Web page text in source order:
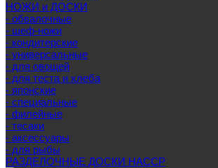
НОЖИ и ДОСКИ
- обвалочные
- шеф-ножи
- кондитерские
- универсальные
- для овощей
- для теста и хлеба
- японские
- специальные
- филейные
- тесаки
- аксессуары
- для рыбы
РАЗДЕЛОЧНЫЕ ДОСКИ HACCP